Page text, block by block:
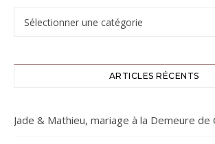
Catégories
ARTICLES RÉCENTS
Jade & Mathieu, mariage à la Demeure de